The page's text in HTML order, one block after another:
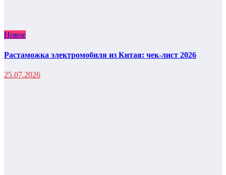
Новое
Растаможка электромобиля из Китая: чек-лист 2026
25.07.2026